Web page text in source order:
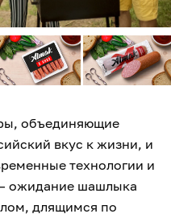
объединяющие
вкус к жизни, и
технологии и
— ожидание шашлыка
длящимся по